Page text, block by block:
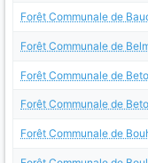
Forêt Communale de
Forêt Communale de
Forêt Communale de
Forêt Communale de
Forêt Communale de